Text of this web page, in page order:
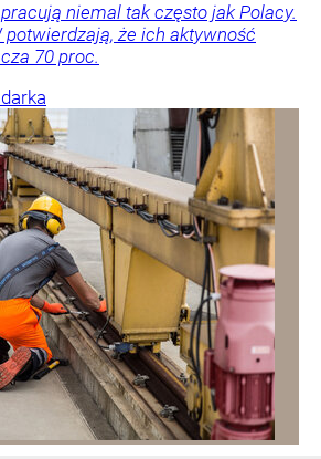
niemal tak często jak Polacy.
potwierdzają, że ich aktywność
70 proc.